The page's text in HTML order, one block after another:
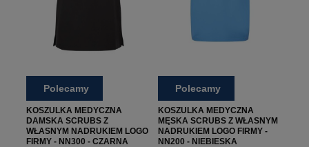
Polecamy
KOSZULKA MEDYCZNA
DAMSKA SCRUBS Z
WŁASNYM NADRUKIEM LOGO
FIRMY - NN300 - CZARNA
Polecamy
KOSZULKA MEDYCZNA
MĘSKA SCRUBS Z WŁASNYM
NADRUKIEM LOGO FIRMY -
NN200 - NIEBIESKA